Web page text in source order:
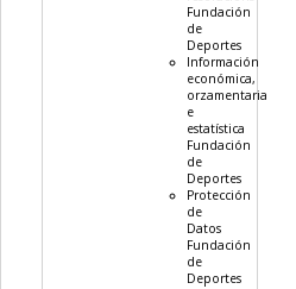
Fundación
de
Deportes
Información
económica,
orzamentaria
e
estatística
Fundación
de
Deportes
Protección
de
Datos
Fundación
de
Deportes